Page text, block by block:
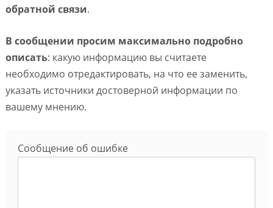
обратной связи.
В сообщении просим максимально подробно
описать: какую информацию вы считаете
необходимо отредактировать, на что ее заменить,
указать источники достоверной информации по
вашему мнению.
Сообщение об ошибке